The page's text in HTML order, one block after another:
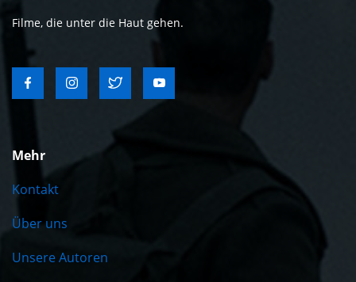
Filme, die unter die Haut gehen.
Mehr
Kontakt
Über uns
Unsere Autoren